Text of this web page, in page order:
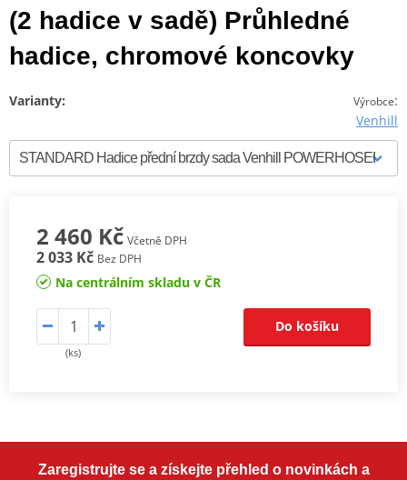
(2 hadice v sadě) Průhledné
hadice, chromové koncovky
Výrobce:
Venhill
Varianty:
2 460 Kč Včetně DPH
2 033 Kč Bez DPH
Na centrálním skladu v ČR
(ks)
Do košíku
Zaregistrujte se a získejte přehled o novinkách a